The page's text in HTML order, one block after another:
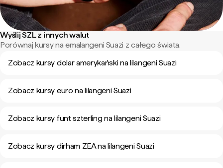
Wyślij SZL z innych walut
Porównaj kursy na emalangeni Suazi z całego świata.
Zobacz kursy dolar amerykański na lilangeni Suazi
Zobacz kursy euro na lilangeni Suazi
Zobacz kursy funt szterling na lilangeni Suazi
Zobacz kursy dirham ZEA na lilangeni Suazi